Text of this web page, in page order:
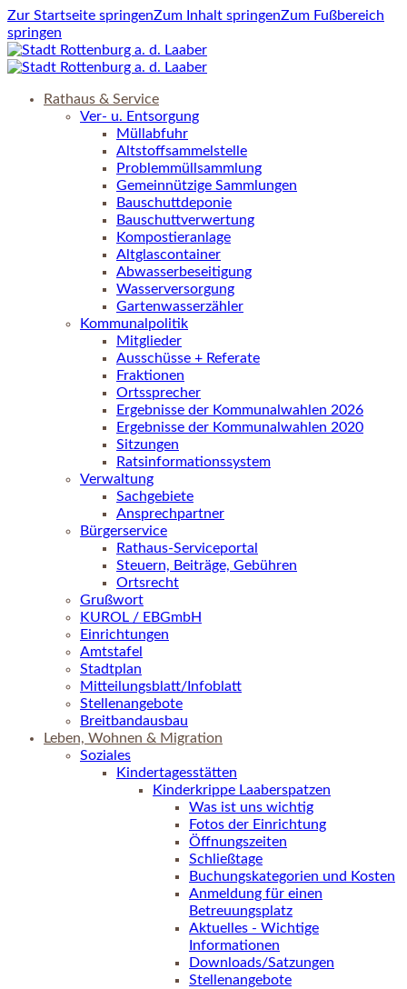
Zur Startseite springenZum Inhalt springenZum Fußbereich
springen
Rathaus & Service
Ver- u. Entsorgung
Müllabfuhr
Altstoffsammelstelle
Problemmüllsammlung
Gemeinnützige Sammlungen
Bauschuttdeponie
Bauschuttverwertung
Kompostieranlage
Altglascontainer
Abwasserbeseitigung
Wasserversorgung
Gartenwasserzähler
Kommunalpolitik
Mitglieder
Ausschüsse + Referate
Fraktionen
Ortssprecher
Ergebnisse der Kommunalwahlen 2026
Ergebnisse der Kommunalwahlen 2020
Sitzungen
Ratsinformationssystem
Verwaltung
Sachgebiete
Ansprechpartner
Bürgerservice
Rathaus-Serviceportal
Steuern, Beiträge, Gebühren
Ortsrecht
Grußwort
KUROL / EBGmbH
Einrichtungen
Amtstafel
Stadtplan
Mitteilungsblatt/Infoblatt
Stellenangebote
Breitbandausbau
Leben, Wohnen & Migration
Soziales
Kindertagesstätten
Kinderkrippe Laaberspatzen
Was ist uns wichtig
Fotos der Einrichtung
Öffnungszeiten
Schließtage
Buchungskategorien und Kosten
Anmeldung für einen
Betreuungsplatz
Aktuelles - Wichtige
Informationen
Downloads/Satzungen
Stellenangebote